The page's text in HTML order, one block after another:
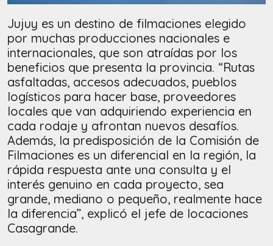
Jujuy es un destino de filmaciones elegido
por muchas producciones nacionales e
internacionales, que son atraídas por los
beneficios que presenta la provincia. “Rutas
asfaltadas, accesos adecuados, pueblos
logísticos para hacer base, proveedores
locales que van adquiriendo experiencia en
cada rodaje y afrontan nuevos desafíos.
Además, la predisposición de la Comisión de
Filmaciones es un diferencial en la región, la
rápida respuesta ante una consulta y el
interés genuino en cada proyecto, sea
grande, mediano o pequeño, realmente hace
la diferencia”, explicó el jefe de locaciones
Casagrande.